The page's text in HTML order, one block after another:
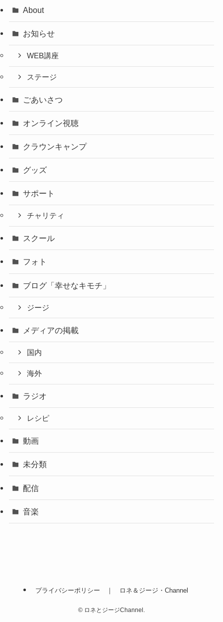
About
お知らせ
WEB講座
ステージ
ごあいさつ
オンライン視聴
クラウンキャンプ
グッズ
サポート
チャリティ
スクール
フォト
ブログ「幸せなキモチ」
ジージ
メディアの掲載
国内
海外
ラジオ
レシピ
動画
未分類
配信
音楽
プライバシーポリシー ｜ ロネ＆ジージ・Channel
© ロネとジージChannel.